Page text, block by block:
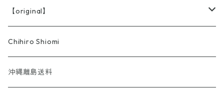
【original】
BRICOLA
Chihiro Shiomi
沖縄離島送料